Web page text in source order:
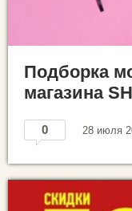
Подборка
магазина
0 28 июля